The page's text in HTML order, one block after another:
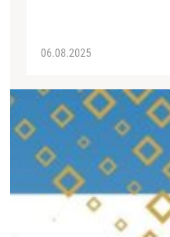
06.08.2025